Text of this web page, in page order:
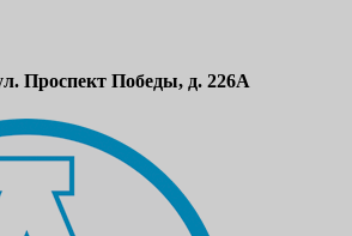
Проспект Победы, д. 226А